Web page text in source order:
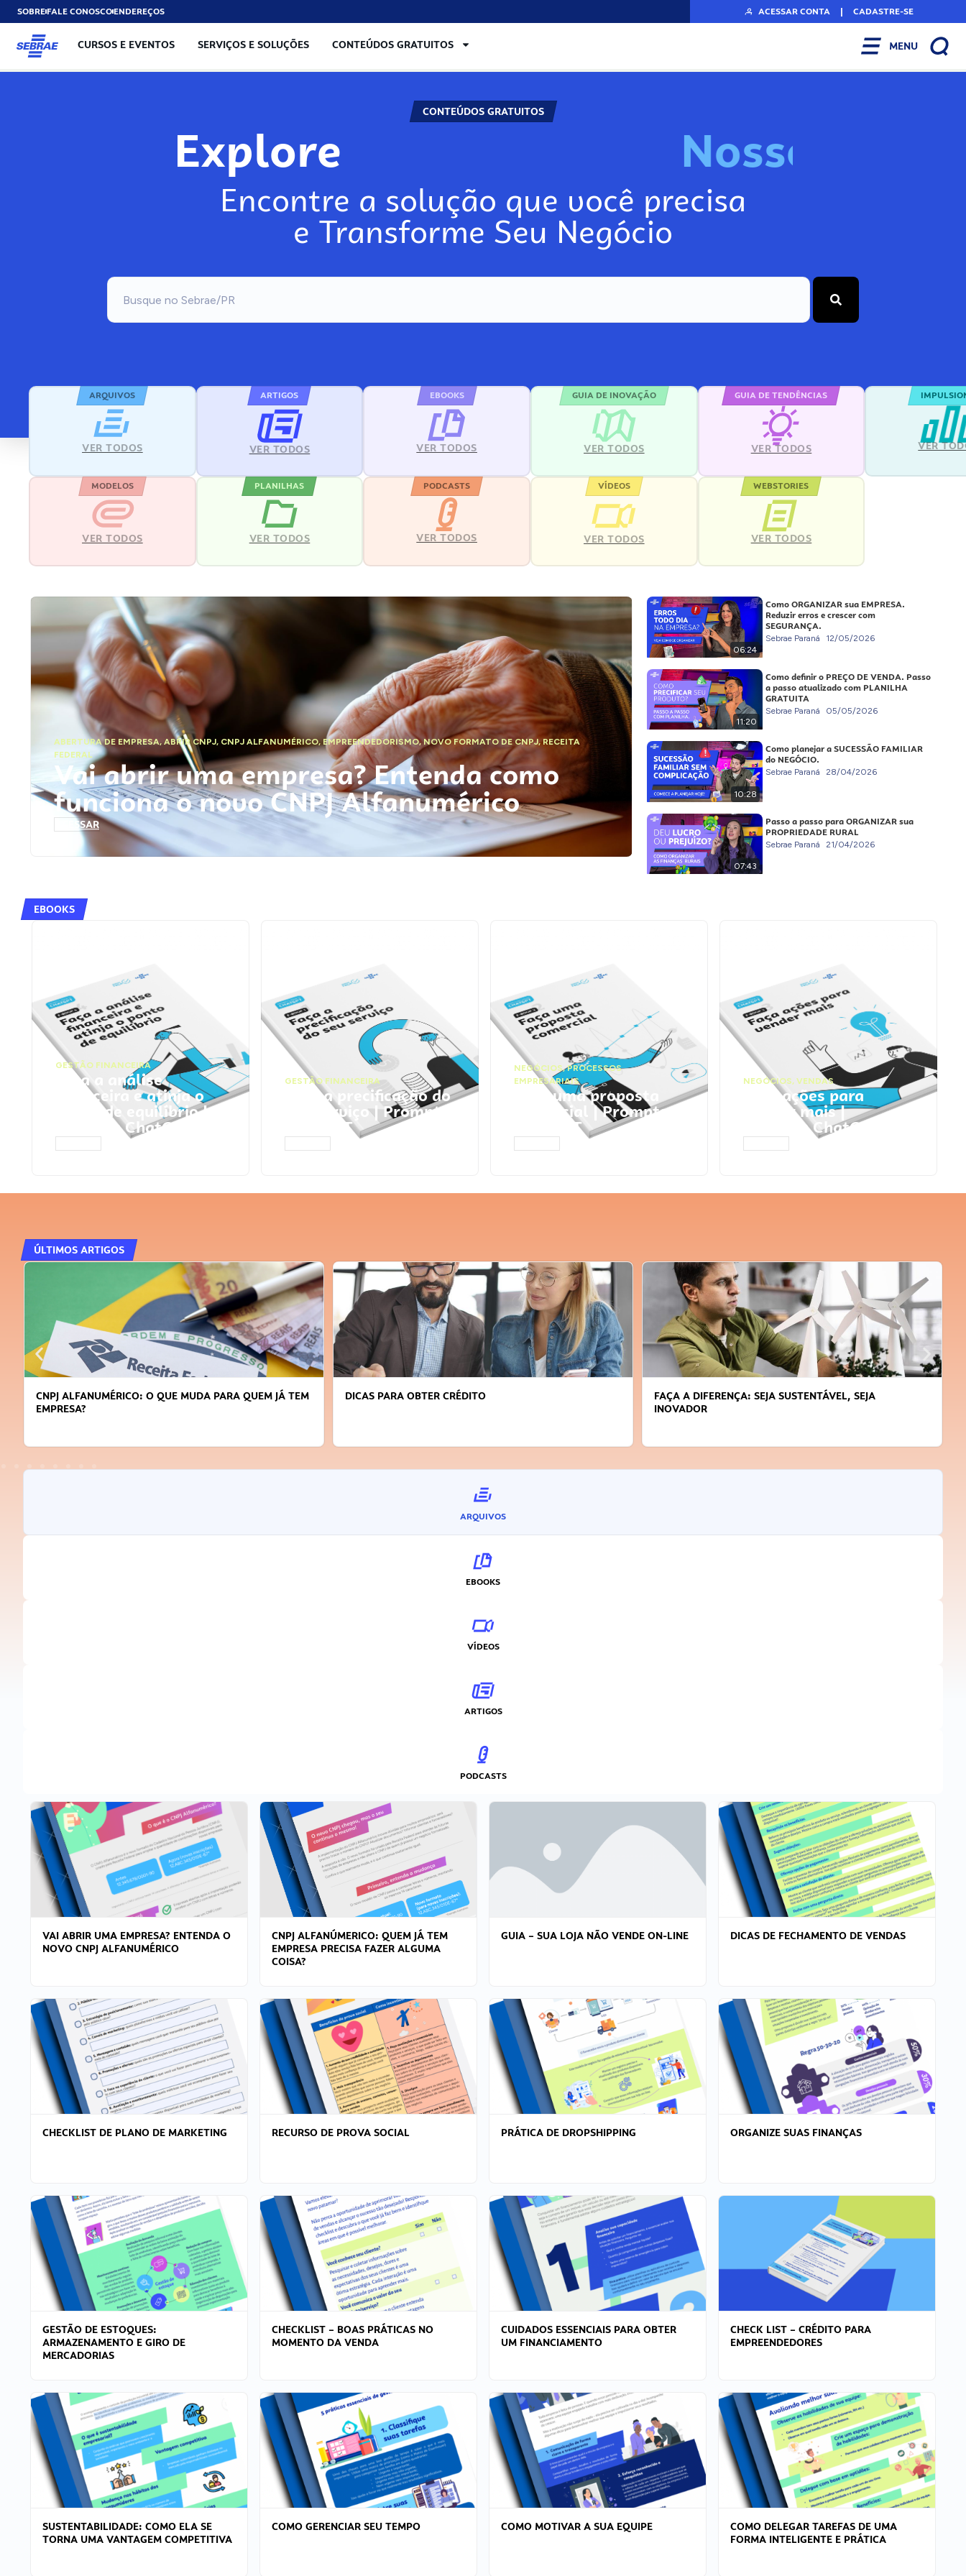
SOBREFALE CONOSCOENDEREÇOS ACESSAR CONTA | CADASTRE-SE
CURSOS E EVENTOS SERVIÇOS E SOLUÇÕES CONTEÚDOS GRATUITOS MENU
CONTEÚDOS GRATUITOS
Explore Nosso
Encontre a solução que você precisa
e Transforme Seu Negócio
ARQUIVOS
VER TODOS
ARTIGOS
VER TODOS
EBOOKS
VER TODOS
GUIA DE INOVAÇÃO
VER TODOS
GUIA DE TENDÊNCIAS
VER TODOS VER
MODELOS
VER TODOS
PLANILHAS
VER TODOS
PODCASTS
VER TODOS
VÍDEOS
VER TODOS
WEBSTORIES
VER TODOS
ABERTURA DE EMPRESA,ABRIR CNPJ, CNPJ ALFANUMÉRICO, EMPREENDEDORISMO,NOVO FORMATO DE CNPJ,RECEITA
FEDERAL
Vai abrir uma empresa? Entenda como
funciona o novo CNPJ Alfanumérico
ACESSAR
06:24
Como ORGANIZAR sua EMPRESA.
Reduzir erros e crescer com
SEGURANÇA.
Sebrae Paraná 12/05/2026
11:20
Como definir o PREÇO DE VENDA. Passo
a passo atualizado com PLANILHA
GRATUITA
Sebrae Paraná 05/05/2026
10:28
Como planejar a SUCESSÃO FAMILIAR
do NEGÓCIO.
Sebrae Paraná 28/04/2026
07:43
Passo a passo para ORGANIZAR sua
PROPRIEDADE RURAL
Sebrae Paraná 21/04/2026
EBOOKS
GESTÃO FINANCEIRA
Faça a análise
financeira e atinja o
ponto de equilíbrio |
Prompts ChatGPT
GESTÃO FINANCEIRA
Faça a precificação do
seu serviço | Prompts
ChatGPT
NEGÓCIOS,PROCESSOS
EMPRESARIAIS
Faça uma proposta
comercial | Prompts
ChatGPT
NEGÓCIOS, VENDAS
Faça ações para
vender mais |
Prompts ChatGPT
ÚLTIMOS ARTIGOS
CNPJ ALFANUMÉRICO: O QUE MUDA PARA QUEM JÁ TEM
EMPRESA?
DICAS PARA OBTER CRÉDITO
FAÇA A DIFERENÇA: SEJA SUSTENTÁVEL, SEJA
INOVADOR
ARQUIVOS
EBOOKS
VÍDEOS
ARTIGOS
PODCASTS
VAI ABRIR UMA EMPRESA? ENTENDA O
NOVO CNPJ ALFANUMÉRICO
CNPJ ALFANÚMERICO: QUEM JÁ TEM
EMPRESA PRECISA FAZER ALGUMA
COISA?
GUIA – SUA LOJA NÃO VENDE ON-LINE DICAS DE FECHAMENTO DE VENDAS
CHECKLIST DE PLANO DE MARKETING RECURSO DE PROVA SOCIAL PRÁTICA DE DROPSHIPPING ORGANIZE SUAS FINANÇAS
GESTÃO DE ESTOQUES:
ARMAZENAMENTO E GIRO DE
MERCADORIAS
CHECKLIST – BOAS PRÁTICAS NO
MOMENTO DA VENDA
CUIDADOS ESSENCIAIS PARA OBTER
UM FINANCIAMENTO
CHECK LIST – CRÉDITO PARA
EMPREENDEDORES
SUSTENTABILIDADE: COMO ELA SE
TORNA UMA VANTAGEM COMPETITIVA
COMO GERENCIAR SEU TEMPO COMO MOTIVAR A SUA EQUIPE
COMO DELEGAR TAREFAS DE UMA
FORMA INTELIGENTE E PRÁTICA